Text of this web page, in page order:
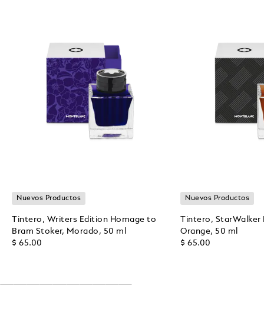
Nuevos Productos
Tintero, Writers Edition Homage to
Bram Stoker, Morado, 50 ml
$ 65.00
Nuevos Productos
Tintero, StarWalker
Orange, 50 ml
$ 65.00